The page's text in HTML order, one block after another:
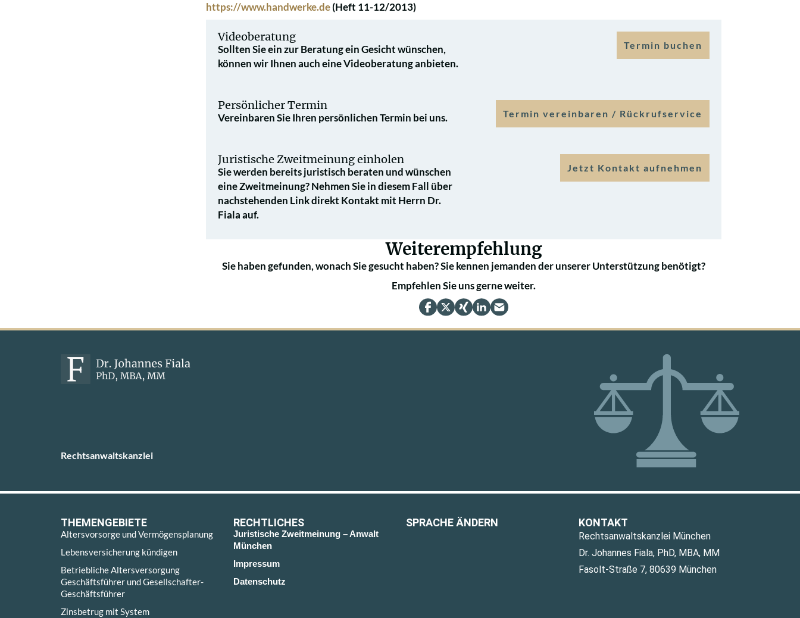
https://www.handwerke.de(Heft 11-12/2013)
Videoberatung
Sollten Sie ein zur Beratung ein Gesicht wünschen,
können wir Ihnen auch eine Videoberatung anbieten.
Termin buchen
Persönlicher Termin
Vereinbaren Sie Ihren persönlichen Termin bei uns. Termin vereinbaren / Rückrufservice
Juristische Zweit­meinung einholen
Sie werden bereits juristisch beraten und wünschen
eine Zweit­meinung? Nehmen Sie in diesem Fall über
nach­stehenden Link direkt Kontakt mit Herrn Dr.
Fiala auf.
Jetzt Kontakt aufnehmen
Weiterempfehlung
Sie haben gefunden, wonach Sie gesucht haben? Sie kennen jemanden der unserer Unterstützung benötigt?
Empfehlen Sie uns gerne weiter.
Rechtsanwaltskanzlei
THEMENGEBIETE
Altersvorsorge und Vermögensplanung
Lebensversicherung kündigen
Betriebliche Altersversorgung
Geschäftsführer und Gesellschafter-
Geschäftsführer
Zinsbetrug mit System
RECHTLICHES
Juristische Zweitmeinung – Anwalt
München
Impressum
Datenschutz
SPRACHE ÄNDERN KONTAKT
Rechtsanwaltskanzlei München
Dr. Johannes Fiala, PhD, MBA, MM
Fasolt-Straße 7, 80639 München